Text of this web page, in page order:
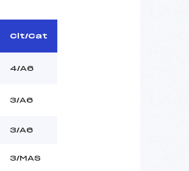
Clt/Cat
4/A6
3/A6
3/A6
3/MAS